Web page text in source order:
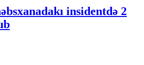
insidentdə 2